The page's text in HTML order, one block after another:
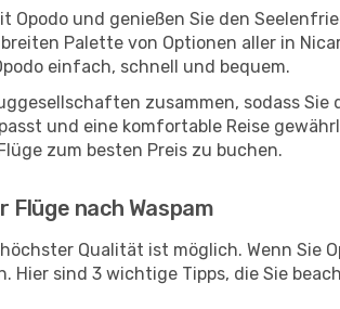
Opodo und genießen Sie den
Palette von Optionen aller in
einfach, schnell und bequem.
zusammen, sodass
und eine komfortable Reise
zum besten Preis zu buchen.
nach Waspam
Qualität ist möglich. Wenn Sie
Hier sind 3 wichtige Tipps, die Sie